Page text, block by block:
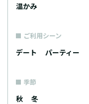
温かみ
ご利用シーン
デート パーティー
季節
秋 冬